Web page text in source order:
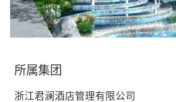
所属集团
浙江君澜酒店管理有限公司